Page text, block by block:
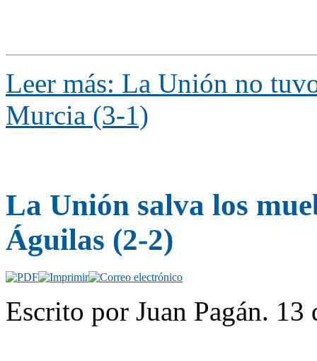
Leer más: La Unión no
Murcia (3-1)
La Unión salva los
Águilas (2-2)
Escrito por Juan Pagán.